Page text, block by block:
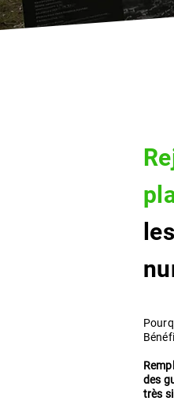
des
très